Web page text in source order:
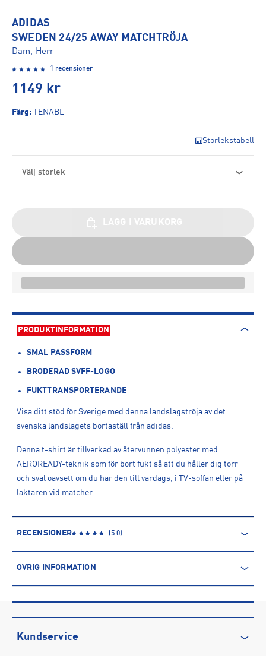
ADIDAS
SWEDEN 24/25 AWAY MATCHTRÖJA
Dam, Herr
1 recensioner
1149 kr
Färg: TENABL
Storlekstabell
Välj storlek
PRODUKTINFORMATION
SMAL PASSFORM
BRODERAD SVFF-LOGO
FUKTTRANSPORTERANDE
Visa ditt stöd för Sverige med denna landslagströja av det
svenska landslagets bortaställ från adidas.
Denna t-shirt är tillverkad av återvunnen polyester med
AEROREADY-teknik som för bort fukt så att du håller dig torr
och sval oavsett om du har den till vardags, i TV-soffan eller på
läktaren vid matcher.
RECENSIONER (5.0)
ÖVRIG INFORMATION
Produktnummer: 1568307
Leverantörens produktnummer: IN1099
Artikelnummer: 156830701-TENABL
Kundservice